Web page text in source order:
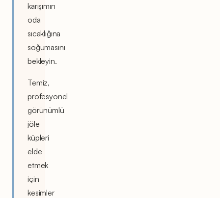
karışımın
oda
sıcaklığına
soğumasını
bekleyin.
Temiz,
profesyonel
görünümlü
jöle
küpleri
elde
etmek
için
kesimler